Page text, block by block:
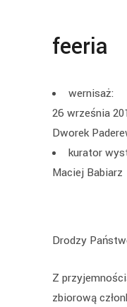
feeria
wernisaż:
26 września
Dworek
kurator
Maciej Babiarz
Drodzy
Z
zbiorową